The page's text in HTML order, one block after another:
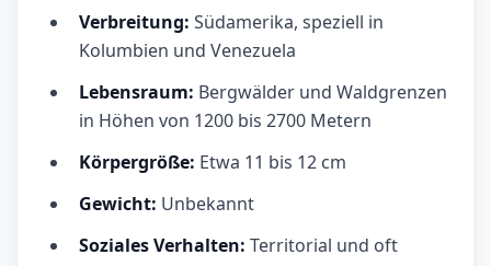
Verbreitung: Südamerika, speziell in
Kolumbien und Venezuela
Lebensraum: Bergwälder und Waldgrenzen
in Höhen von 1200 bis 2700 Metern
Körpergröße: Etwa 11 bis 12 cm
Gewicht: Unbekannt
Soziales Verhalten: Territorial und oft